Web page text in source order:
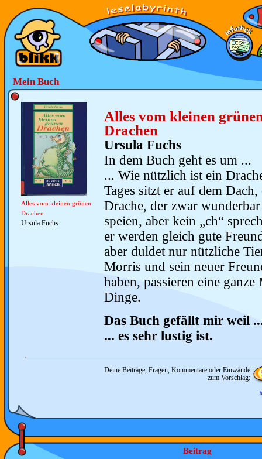
Mein Buch
Alles vom kleinen grünen
Drachen
Ursula Fuchs
Alles vom kleinen
Drachen
Ursula Fuchs
In dem Buch geht es um ...
... Wie nützlich ist ein
Tages sitzt er auf dem
Drache, der zwar
speien, aber kein „ch“
er werden gleich gute
aber duldet nur nützliche
Morris und sein neuer
haben, passieren eine ganze
Dinge.
Das Buch gefällt mir weil
... es sehr lustig ist.
Deine Beiträge, Fragen, Kommentare oder Einwände
zum Vorschlag:
Beitrag